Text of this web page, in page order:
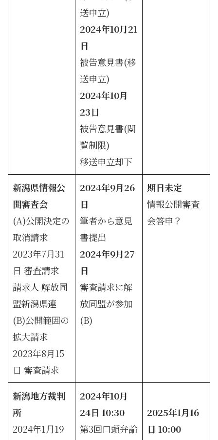
送申立)
2024年10月21
日
被告意見書(移
送申立)
2024年10月
23日
被告意見書(閲
覧制限)
移送申立却下
新潟県情報公
開審査会
(A)公開決定の
取消請求
2023年7月31
日 審査請求
請求人 解放同
盟新潟県連
(B)公開範囲の
拡大請求
2023年8月15
日 審査請求
2024年9月26
日
筆者から意見
書提出
2024年9月27
日
審査請求に解
放同盟が参加
(B)
期日未定
情報公開審査
会答申？
新潟地方裁判
所
2024年1月19
2024年10月
24日 10:30
第3回口頭弁論
2025年1月16
日 10:00